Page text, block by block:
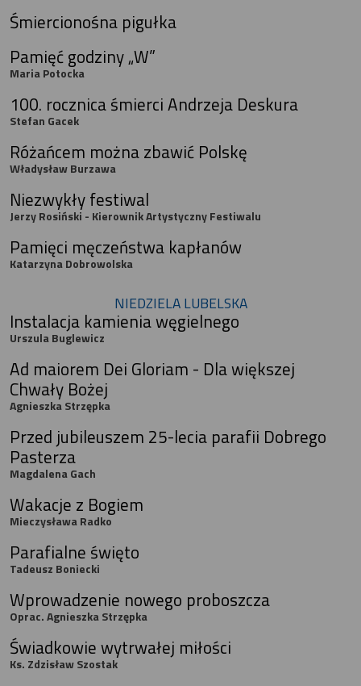
Śmiercionośna pigułka
Pamięć godziny „W”
Maria Potocka
100. rocznica śmierci Andrzeja Deskura
Stefan Gacek
Różańcem można zbawić Polskę
Władysław Burzawa
Niezwykły festiwal
Jerzy Rosiński - Kierownik Artystyczny Festiwalu
Pamięci męczeństwa kapłanów
Katarzyna Dobrowolska
NIEDZIELA LUBELSKA
Instalacja kamienia węgielnego
Urszula Buglewicz
Ad maiorem Dei Gloriam - Dla większej
Chwały Bożej
Agnieszka Strzępka
Przed jubileuszem 25-lecia parafii Dobrego
Pasterza
Magdalena Gach
Wakacje z Bogiem
Mieczysława Radko
Parafialne święto
Tadeusz Boniecki
Wprowadzenie nowego proboszcza
Oprac. Agnieszka Strzępka
Świadkowie wytrwałej miłości
Ks. Zdzisław Szostak